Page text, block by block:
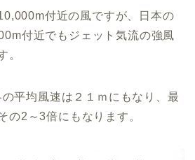
付近の風ですが、日本の
付近でもジェット気流の強風
。
平均風速は２１ｍにもなり、最
の2～3倍にもなります。